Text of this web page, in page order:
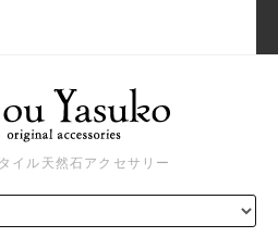
イル天然石アクセサリー